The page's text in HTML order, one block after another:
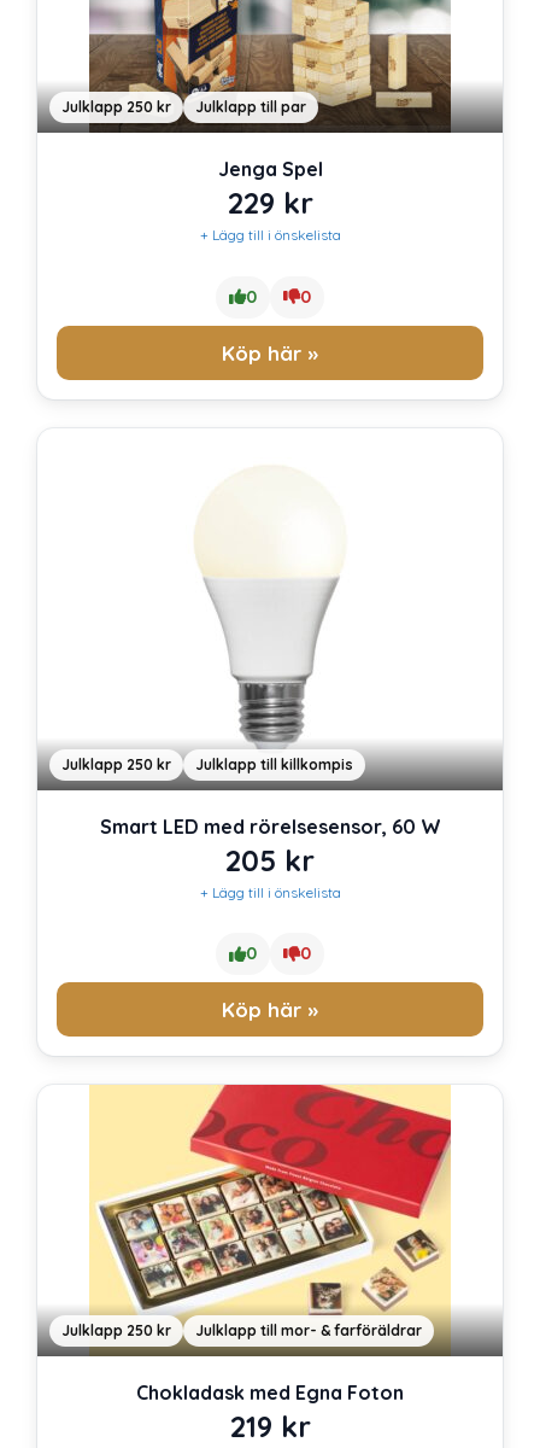
Julklapp 250 kr Julklapp till par
Jenga Spel
229 kr
+ Lägg till i önskelista
0 0
Köp här »
Julklapp 250 kr Julklapp till killkompis
Smart LED med rörelsesensor, 60 W
205 kr
+ Lägg till i önskelista
0 0
Köp här »
Julklapp 250 kr Julklapp till mor- & farföräldrar
Chokladask med Egna Foton
219 kr